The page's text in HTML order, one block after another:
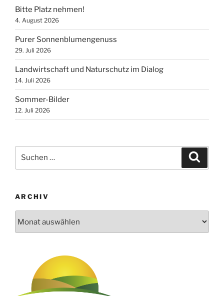
Bitte Platz nehmen!
4. August 2026
Purer Sonnenblumengenuss
29. Juli 2026
Landwirtschaft und Naturschutz im Dialog
14. Juli 2026
Sommer-Bilder
12. Juli 2026
nach:
ARCHIV